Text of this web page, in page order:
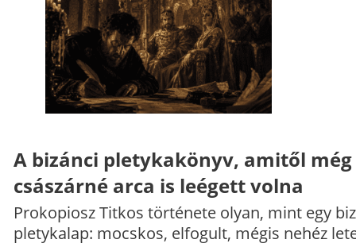
A bizánci pletykakönyv, amitől még
császárné arca is leégett volna
Prokopiosz Titkos története olyan, mint egy
pletykalap: mocskos, elfogult, mégis nehéz